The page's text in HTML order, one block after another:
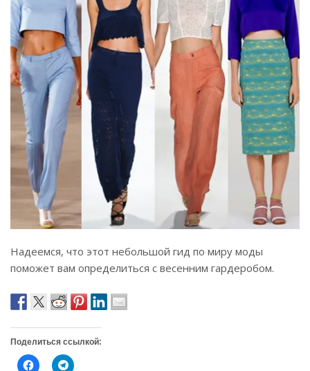
Надеемся, что этот небольшой гид по миру моды
поможет вам определиться с весенним гардеробом.
Поделиться ссылкой:
Н Н